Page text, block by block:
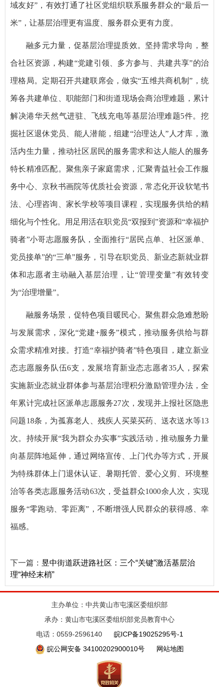
域友好”，有效打通了社区党组织联系服务群众的“最后一
米”，让基层治理更有温度、服务群众更有力度。
融多元力量，促基层治理提质效。坚持需求导向，整
合社区资源，构建“党建引领、多方参与、共建共享”的治
理格局。定期召开共建联席会，做实“五维共商机制”，统
筹各共建单位、职能部门和街道现场会商治理难题，累计
解决港华天然气进驻、飞线充电等基层治理难题5件。挖
掘社区退休党员、能人潜能，组建“治理达人”人才库，激
活内生力量，推动社区居民的服务需求和达人能人的服务
特长精准匹配。聚焦亲子家庭需求，汇聚青益社会工作服
务中心、京秋书画院等优质社会资源，常态化开设软笔书
法、心理咨询、家长学校等项目课程，实现服务供给的精
细化与个性化。用足用活在职党员“双报到”资源和“幸福护
骑者”小哥志愿服务队，全面推行“居民点单、社区派单、
党员接单”的“三单”服务，引导在职党员、新业态新就业群
体和志愿者主动融入基层治理，让“管理变量”有效转变
为“治理增量”。
融服务场景，促特色项目暖民心。聚焦群众急难愁盼
与发展需求，深化“党建+服务”模式，推动服务供给与群
众需求精准对接。打造“幸福护骑者”特色项目，建立新业
态志愿服务队伍6支，发展培育新业态志愿者35人，探索
实施新业态就业群体参与基层治理积分激励管理办法，全
年累计完成社区派单志愿服务27次，发现并上报社区隐患
问题18条，为孤寡老人、残疾人买菜买药、送衣送水等13
次。持续开展“我为群众办实事”实践活动，推动服务力量
向基层阵地延伸，通过网络宣传、上门代办等方式，开展
为特殊群体上门退休认证、暑期托管、爱心义剪、环境整
治等各类志愿服务活动63次，受益群众1000余人次，实现
服务“零跑动、零距离”，不断增强人民群众的获得感、幸
福感。
下一篇： 昱中街道跃进路社区：三个“关键”激活基层治
理“神经末梢”
主办单位：中共黄山市屯溪区委组织部
承办：黄山市屯溪区委组织部党员教育中心
电话：0559-2596140
皖ICP备19025295号-1
皖公网安备 34100202900010号
网站地图